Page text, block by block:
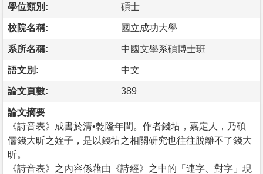
學位類別: 碩士
校院名稱: 國立成功大學
系所名稱: 中國文學系碩博士班
語文別: 中文
論文頁數: 389
論文摘要
《詩音表》成書於清•乾隆年間。作者錢坫，嘉定人，乃碩
儒錢大昕之姪子，是以錢坫之相關研究也往往脫離不了錢大
昕。
《詩音表》之內容係藉由《詩經》之中的「連字、對字」現